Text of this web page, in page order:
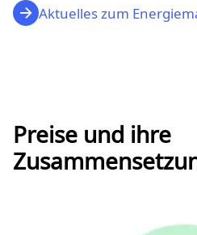
Aktuelles zum
Preise und ihre